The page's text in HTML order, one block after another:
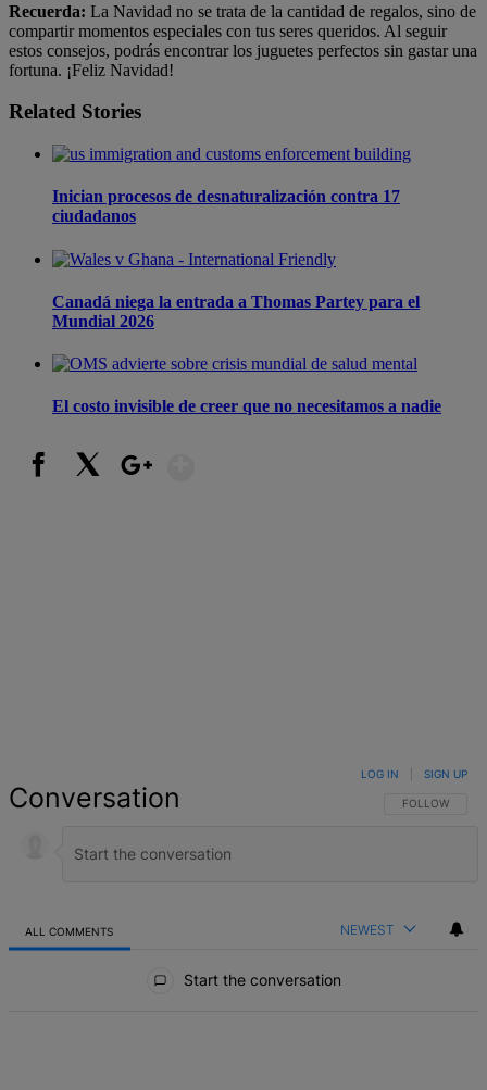
Recuerda: La Navidad no se trata de la cantidad de regalos, sino de
compartir momentos especiales con tus seres queridos. Al seguir
estos consejos, podrás encontrar los juguetes perfectos sin gastar una
fortuna. ¡Feliz Navidad!
Related Stories
Inician procesos de desnaturalización contra 17
ciudadanos
Canadá niega la entrada a Thomas Partey para el
Mundial 2026
El costo invisible de creer que no necesitamos a nadie
Conversation FOLLOW THIS
FOLLOW
LOG IN SIGN UP
ALL COMMENTS NEWEST
Start the conversation